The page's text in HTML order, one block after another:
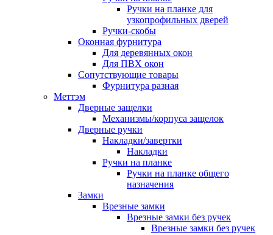
Ручки на планке для
узкопрофильных дверей
Ручки-скобы
Оконная фурнитура
Для деревянных окон
Для ПВХ окон
Сопутствующие товары
Фурнитура разная
Меттэм
Дверные защелки
Механизмы/корпуса защелок
Дверные ручки
Накладки/завертки
Накладки
Ручки на планке
Ручки на планке общего
назначения
Замки
Врезные замки
Врезные замки без ручек
Врезные замки без ручек